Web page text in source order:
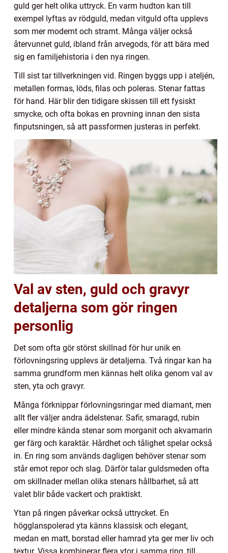
guld ger helt olika uttryck. En varm hudton kan till
exempel lyftas av rödguld, medan vitguld ofta upplevs
som mer modernt och stramt. Många väljer också
återvunnet guld, ibland från arvegods, för att bära med
sig en familjehistoria i den nya ringen.
Till sist tar tillverkningen vid. Ringen byggs upp i ateljén,
metallen formas, löds, filas och poleras. Stenar fattas
för hand. Här blir den tidigare skissen till ett fysiskt
smycke, och ofta bokas en provning innan den sista
finputsningen, så att passformen justeras in perfekt.
Val av sten, guld och gravyr
detaljerna som gör ringen
personlig
Det som ofta gör störst skillnad för hur unik en
förlovningsring upplevs är detaljerna. Två ringar kan ha
samma grundform men kännas helt olika genom val av
sten, yta och gravyr.
Många förknippar förlovningsringar med diamant, men
allt fler väljer andra ädelstenar. Safir, smaragd, rubin
eller mindre kända stenar som morganit och akvamarin
ger färg och karaktär. Hårdhet och tålighet spelar också
in. En ring som används dagligen behöver stenar som
står emot repor och slag. Därför talar guldsmeden ofta
om skillnader mellan olika stenars hållbarhet, så att
valet blir både vackert och praktiskt.
Ytan på ringen påverkar också uttrycket. En
högglanspolerad yta känns klassisk och elegant,
medan en matt, borstad eller hamrad yta ger mer liv och